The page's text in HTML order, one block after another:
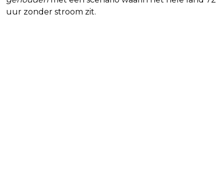
uur zonder stroom zit.